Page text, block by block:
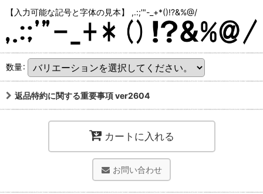
【入力可能な記号と字体の見本】 ,.:;'"-_+*()!?&%@/
数量:
返品特約に関する重要事項 ver2604
カートに入れる
お問い合わせ